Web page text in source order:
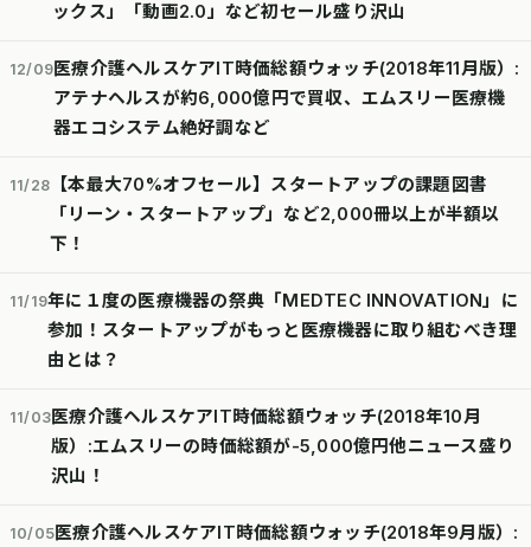
ックス」「動画2.0」など初セール盛り沢山
12/09医療介護ヘルスケアIT時価総額ウォッチ(2018年11月版）:
アテナヘルスが約6,000億円で買収、エムスリー医療機
器エコシステム絶好調など
11/28
【本最大70%オフセール】スタートアップの課題図書
「リーン・スタートアップ」など2,000冊以上が半額以
下！
11/19年に１度の医療機器の祭典「MEDTEC INNOVATION」に
参加！スタートアップがもっと医療機器に取り組むべき理
由とは？
11/03医療介護ヘルスケアIT時価総額ウォッチ(2018年10月
版）:エムスリーの時価総額が-5,000億円他ニュース盛り
沢山！
10/05医療介護ヘルスケアIT時価総額ウォッチ(2018年9月版）: